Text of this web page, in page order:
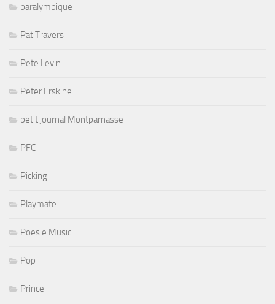
paralympique
Pat Travers
Pete Levin
Peter Erskine
petit journal Montparnasse
PFC
Picking
Playmate
Poesie Music
Pop
Prince